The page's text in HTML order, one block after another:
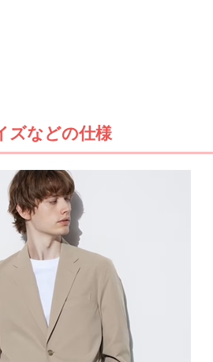
ズなどの仕様